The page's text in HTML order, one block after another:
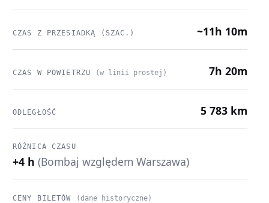
CZAS Z PRZESIADKĄ (SZAC.) ~11h 10m
CZAS W POWIETRZU (w linii prostej) 7h 20m
ODLEGŁOŚĆ 5 783 km
RÓŻNICA CZASU
+4 h (Bombaj względem Warszawa)
CENY BILETÓW (dane historyczne)